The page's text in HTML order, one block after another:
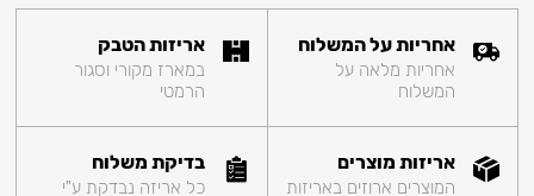
אחריות על המשלוח
אחריות מלאה על
המשלוח
אריזות הטבק
במארז מקורי וסגור
הרמטי
אריזות מוצרים
המוצרים ארוזים באריזות
בדיקת משלוח
כל אריזה נבדקת ע"י